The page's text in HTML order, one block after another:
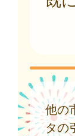
他の
タの